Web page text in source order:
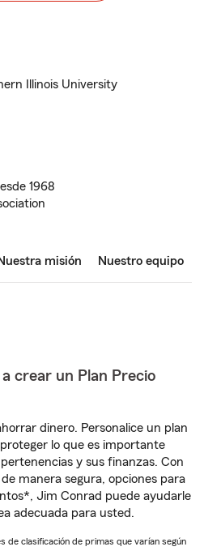
Illinois University
1968
misión Nuestro equipo
crear un Plan Precio
dinero. Personalice un plan
lo que es importante
y sus finanzas. Con
manera segura, opciones para
Jim Conrad puede ayudarle
adecuada para usted.
de clasificación de primas que varían según